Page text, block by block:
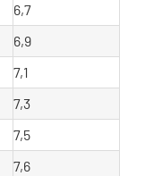
6,7
6,9
7,1
7,3
7,5
7,6